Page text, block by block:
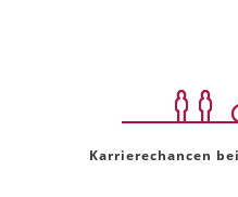
Karrierechancen